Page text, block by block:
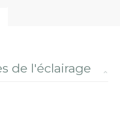
de l'éclairage